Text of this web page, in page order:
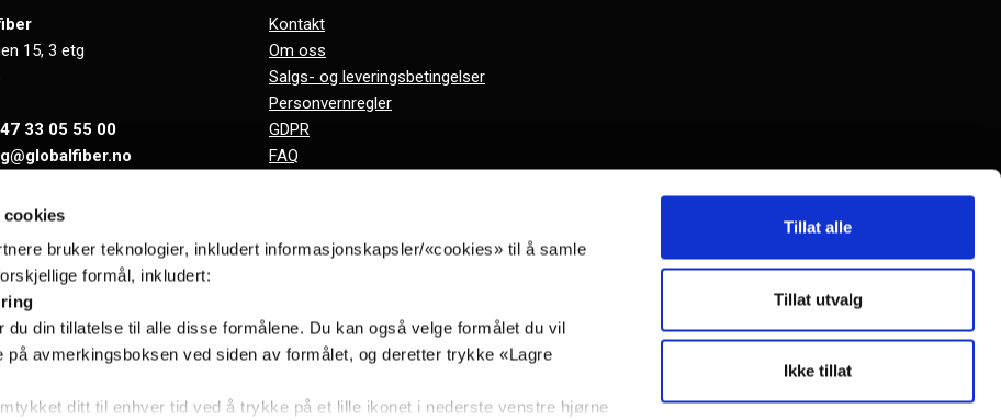
cookies
bruker teknologier, inkludert informasjonskapsler/«cookies» til å samle
formål, inkludert:
du din tillatelse til alle disse formålene. Du kan også velge formålet du vil
avmerkingsboksen ved siden av formålet, og deretter trykke «Lagre
ditt til enhver tid ved å trykke på et lille ikonet i nederste venstre hjørne
Tillat alle
Tillat utvalg
Ikke tillat
15, 3 etg
33 05 55 00
918 065 784
Kontakt
Om oss
Salgs- og leveringsbetingelser
Personvernregler
GDPR
FAQ
Innmelding
Utmelding